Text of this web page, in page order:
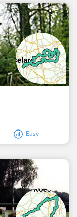
Easy